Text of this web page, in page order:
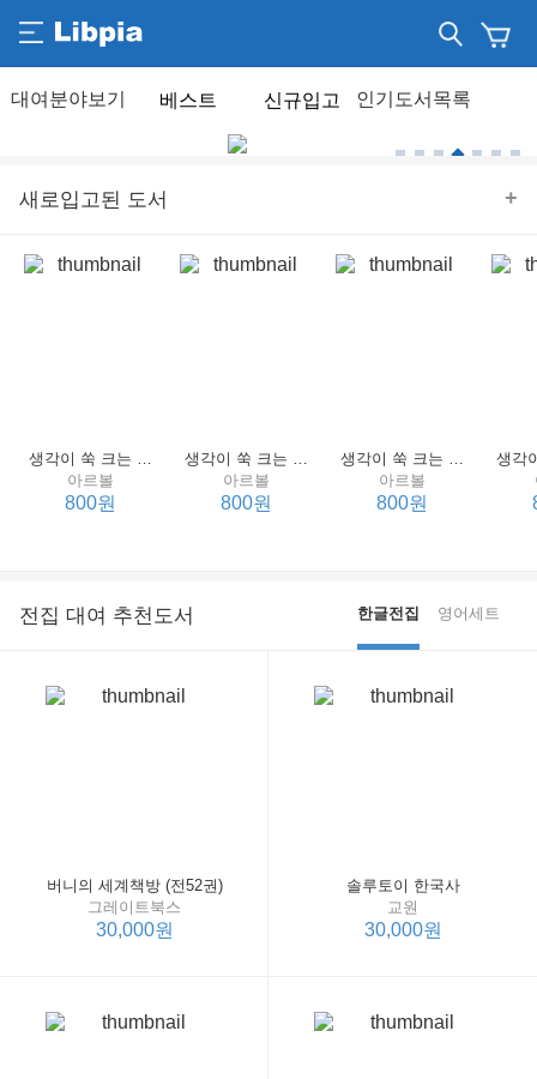
베스트 신규입고
새로입고된 도서 +
생각이 쑥 크는 세계 명작 4 : 언어 편
아르볼
800원
생각이 쑥 크는 세계 명작 3 : 언어 편
아르볼
800원
생각이 쑥 크는 세계 명작 2 : 언어 편
아르볼
800원
전집 대여 추천도서 한글전집 영어세트
버니의 세계책방 (전52권)
그레이트북스
30,000원
솔루토이 한국사
교원
30,000원